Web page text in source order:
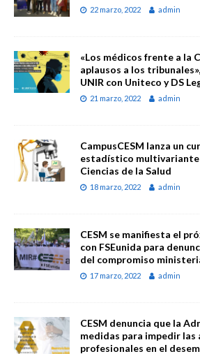
22 marzo, 2022 admin
«Los médicos frente a la
aplausos a los
UNIR con Uniteco y DS
21 marzo, 2022 admin
CampusCESM lanza un
estadístico multivariante
Ciencias de la Salud
18 marzo, 2022 admin
CESM se manifiesta el
con FSEunida para
del compromiso
17 marzo, 2022 admin
CESM denuncia que la
medidas para impedir las
profesionales en el